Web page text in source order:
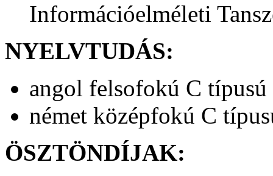
Információelméleti
NYELVTUDÁS:
angol felsofokú C
német középfokú C
ÖSZTÖNDÍJAK: